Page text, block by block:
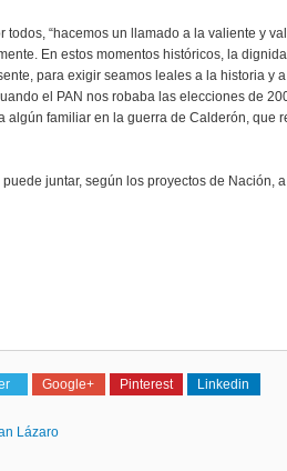
“hacemos un llamado a la valiente y
En estos momentos históricos, la
para exigir seamos leales a la historia y
el PAN nos robaba las elecciones de
familiar en la guerra de Calderón, que
juntar, según los proyectos de Nación,
Google+ Pinterest Linkedin
Lázaro